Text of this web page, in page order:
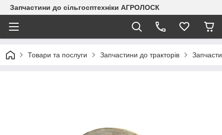
Запчастини до сільгосптехніки АГРОЛОСК
Товари та послуги Запчастини до тракторів